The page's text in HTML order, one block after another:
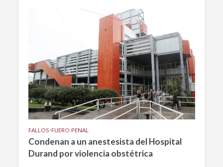
FALLOS•FUERO PENAL
Condenan a un anestesista del Hospital
Durand por violencia obstétrica